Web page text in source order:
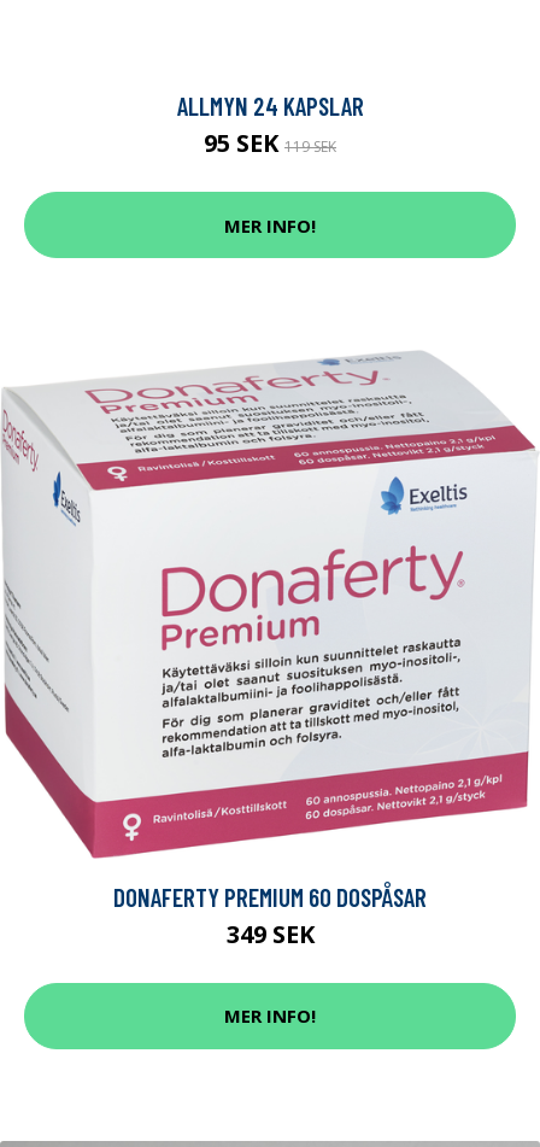
ALLMYN 24 KAPSLAR
95 SEK 119 SEK
MER INFO!
DONAFERTY PREMIUM 60 DOSPÅSAR
349 SEK
MER INFO!